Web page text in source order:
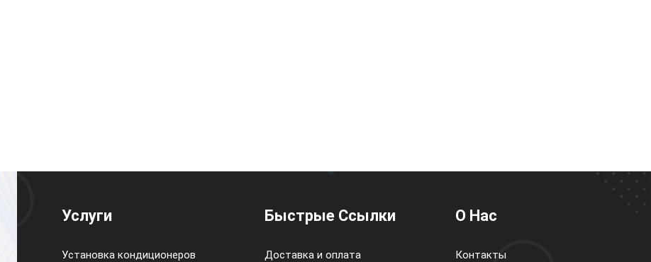
Услуги
Установка кондиционеров
Быстрые Ссылки
Доставка и оплата
О Нас
Контакты